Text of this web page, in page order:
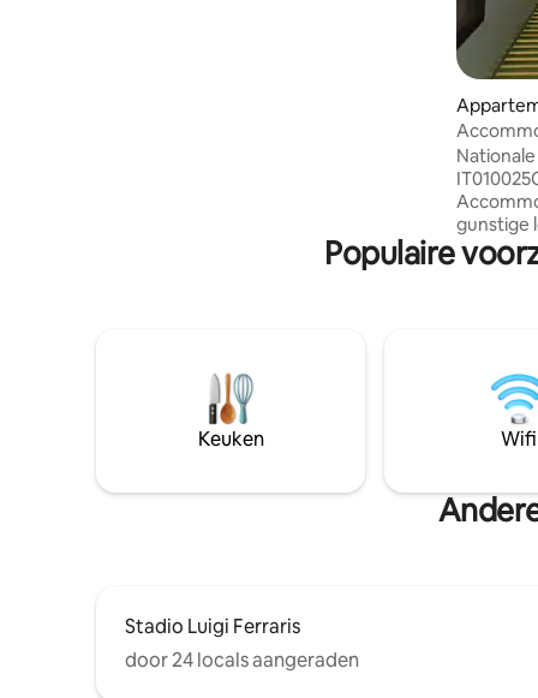
minuten
gunstige
het
metro.
10
ligt het
Populaire
Keuken Wifi
Stadio Luigi Ferraris
door 24 locals aangeraden